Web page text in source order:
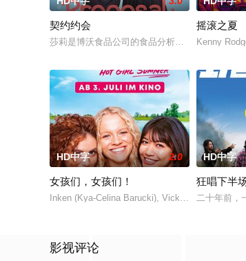
契约约会
莎莉是博沃食品公司的食品分析师，如今陷入财
摇滚之夏
Kenny
HD中字 2.0
女孩们，女孩们！
Inken (Kya-Celina Barucki), Vicky (Julia
HD中字
狂唱下半
二十年前，
影视评论